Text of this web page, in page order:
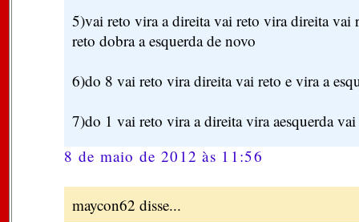
5)vai reto vira a direita vai reto vira direita vai
reto dobra a esquerda de novo
6)do 8 vai reto vira direita vai reto e vira a
7)do 1 vai reto vira a direita vira aesquerda
8 de maio de 2012 às 11:56
maycon62 disse...